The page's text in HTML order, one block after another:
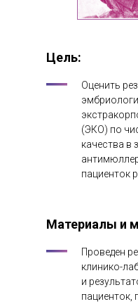
Материалы и
Проведен
клинико-
и
пациенток,
Цель:
Оценить
(ЭКО) по
качества в
пациенток